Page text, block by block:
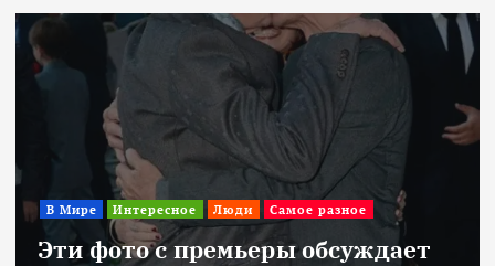
В Мире Интересное Люди Самое разное
Эти фото с премьеры обсуждает